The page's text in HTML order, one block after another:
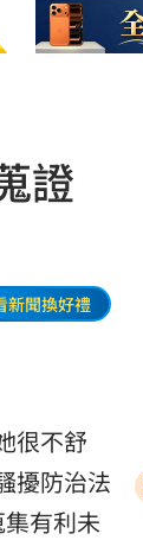
證
新聞換好禮
很不舒
擾防治法
集有利未